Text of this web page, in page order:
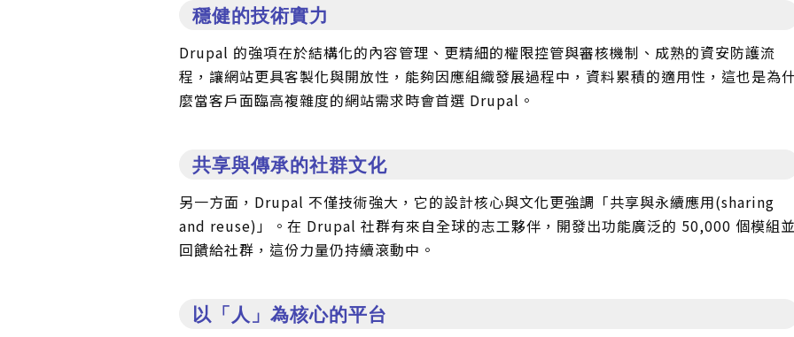
穩健的技術實力
Drupal 的強項在於結構化的內容管理、更精細的權限控管與審核機制、成熟的資安防護流
程，讓網站更具客製化與開放性，能夠因應組織發展過程中，資料累積的適用性，這也是為
麼當客戶面臨高複雜度的網站需求時會首選 Drupal。
共享與傳承的社群文化
另一方面，Drupal 不僅技術強大，它的設計核心與文化更強調「共享與永續應用(sharing
and reuse)」。在 Drupal 社群有來自全球的志工夥伴，開發出功能廣泛的 50,000 個模組
回饋給社群，這份力量仍持續滾動中。
以「人」為核心的平台